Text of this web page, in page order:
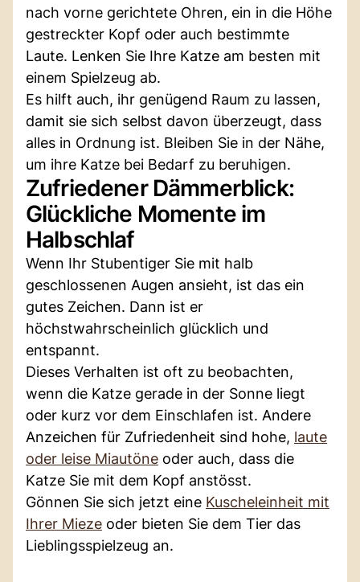
nach vorne gerichtete Ohren, ein in die Höhe
gestreckter Kopf oder auch bestimmte
Laute. Lenken Sie Ihre Katze am besten mit
einem Spielzeug ab.
Es hilft auch, ihr genügend Raum zu lassen,
damit sie sich selbst davon überzeugt, dass
alles in Ordnung ist. Bleiben Sie in der Nähe,
um ihre Katze bei Bedarf zu beruhigen.
Zufriedener Dämmerblick:
Glückliche Momente im
Halbschlaf
Wenn Ihr Stubentiger Sie mit halb
geschlossenen Augen ansieht, ist das ein
gutes Zeichen. Dann ist er
höchstwahrscheinlich glücklich und
entspannt.
Dieses Verhalten ist oft zu beobachten,
wenn die Katze gerade in der Sonne liegt
oder kurz vor dem Einschlafen ist. Andere
Anzeichen für Zufriedenheit sind hohe, laute
oder leise Miautöne oder auch, dass die
Katze Sie mit dem Kopf anstösst.
Gönnen Sie sich jetzt eine Kuscheleinheit mit
Ihrer Mieze oder bieten Sie dem Tier das
Lieblingsspielzeug an.